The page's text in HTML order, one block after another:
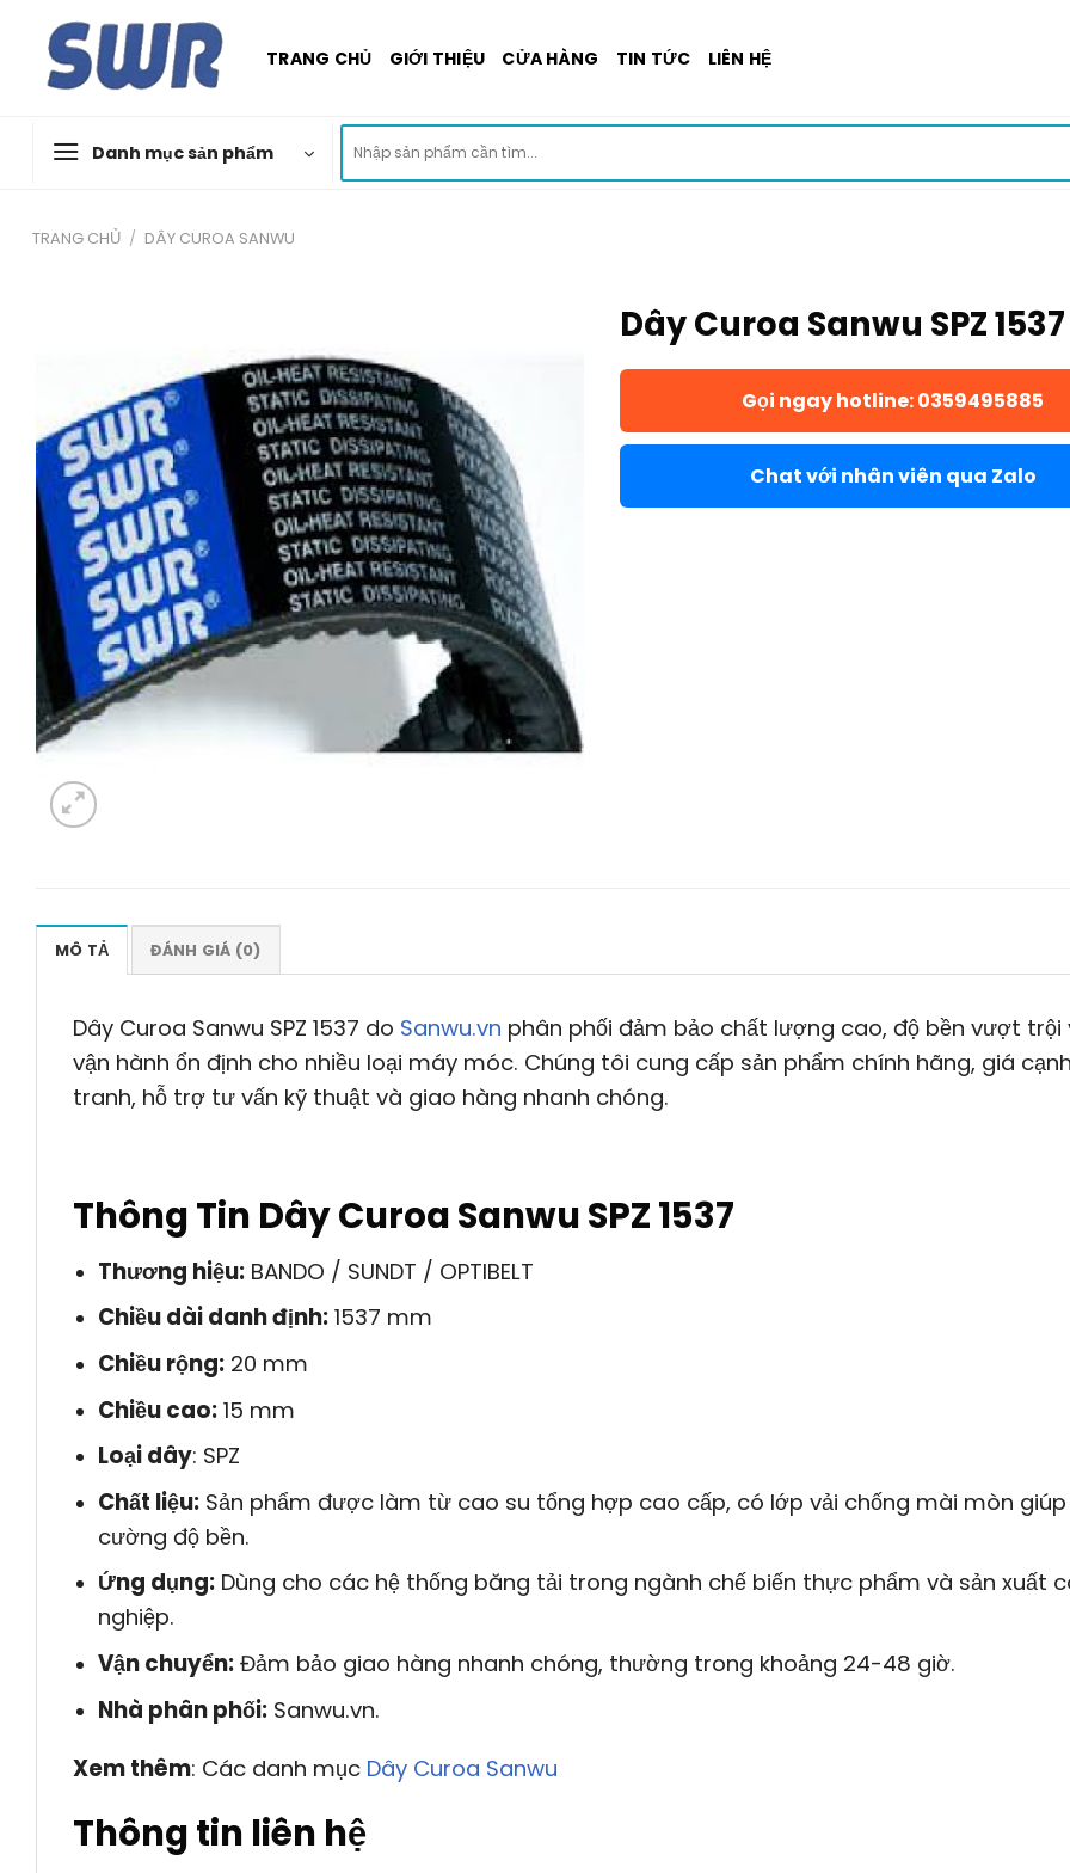
content
TRANG CHỦ GIỚI THIỆU CỬA HÀNG TIN TỨC LIÊN HỆ
Danh mục sản phẩm
kiếm:
TRANG CHỦ / DÂY CUROA SANWU
Dây Curoa Sanwu SPZ 1537
Gọi ngay hotline: 0359495885
Chat với nhân viên qua Zalo
MÔ TẢ ĐÁNH GIÁ (0)
Dây Curoa Sanwu SPZ 1537 do Sanwu.vn phân phối đảm bảo chất lượng cao, độ bền vượt trội
vận hành ổn định cho nhiều loại máy móc. Chúng tôi cung cấp sản phẩm chính hãng, giá cạnh
tranh, hỗ trợ tư vấn kỹ thuật và giao hàng nhanh chóng.
Thông Tin Dây Curoa Sanwu SPZ 1537
Thương hiệu:BANDO / SUNDT / OPTIBELT
Chiều dài danh định:1537 mm
Chiều rộng:20 mm
Chiều cao:15 mm
Loại dây: SPZ
Chất liệu:Sản phẩm được làm từ cao su tổng hợp cao cấp, có lớp vải chống mài mòn
cường độ bền.
Ứng dụng:Dùng cho các hệ thống băng tải trong ngành chế biến thực phẩm và sản xuất
nghiệp.
Vận chuyển:Đảm bảo giao hàng nhanh chóng, thường trong khoảng 24-48 giờ.
Nhà phân phối:Sanwu.vn.
Xem thêm: Các danh mục Dây Curoa Sanwu
Thông tin liên hệ